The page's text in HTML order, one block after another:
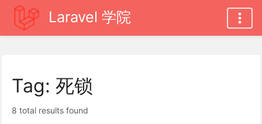
Laravel 学院
Tag: 死锁
8 total results found